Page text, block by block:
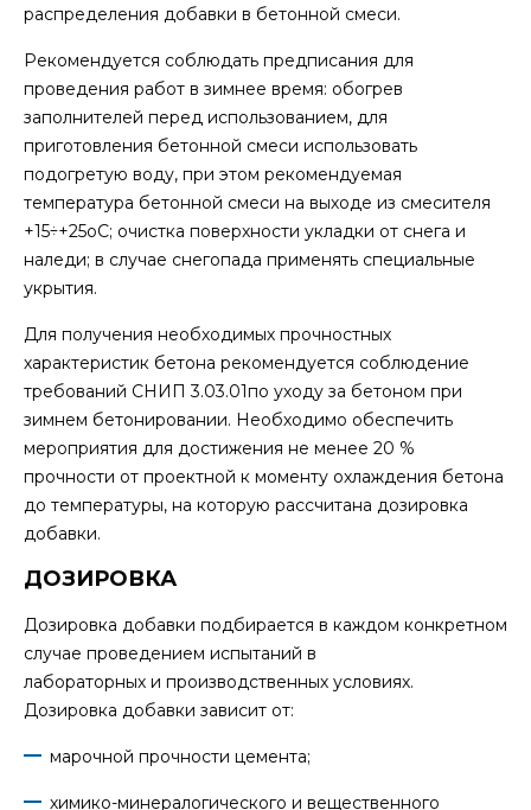
распределения добавки в бетонной смеси.
Рекомендуется соблюдать предписания для
проведения работ в зимнее время: обогрев
заполнителей перед использованием, для
приготовления бетонной смеси использовать
подогретую воду, при этом рекомендуемая
температура бетонной смеси на выходе из смесителя
+15÷+25оС; очистка поверхности укладки от снега и
наледи; в случае снегопада применять специальные
укрытия.
Для получения необходимых прочностных
характеристик бетона рекомендуется соблюдение
требований СНИП 3.03.01по уходу за бетоном при
зимнем бетонировании. Необходимо обеспечить
мероприятия для достижения не менее 20 %
прочности от проектной к моменту охлаждения бетона
до температуры, на которую рассчитана дозировка
добавки.
ДОЗИРОВКА
Дозировка добавки подбирается в каждом конкретном
случае проведением испытаний в
лабораторных и производственных условиях.
Дозировка добавки зависит от:
марочной прочности цемента;
химико-минералогического и вещественного